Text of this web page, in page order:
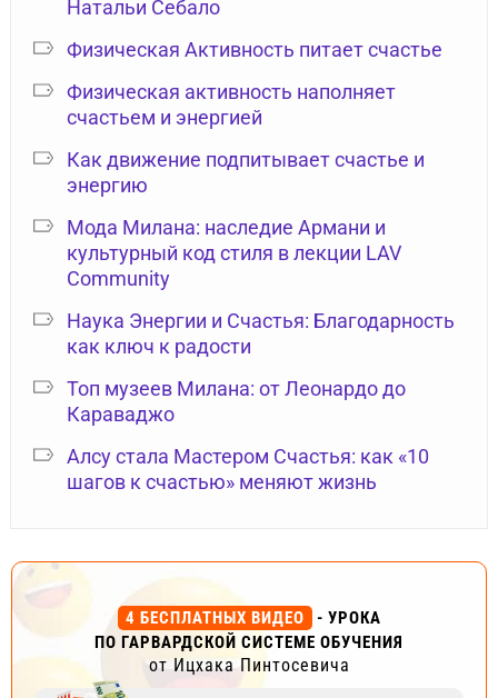
Натальи Себало
Физическая Активность питает счастье
Физическая активность наполняет
счастьем и энергией
Как движение подпитывает счастье и
энергию
Мода Милана: наследие Армани и
культурный код стиля в лекции LAV
Community
Наука Энергии и Счастья: Благодарность
как ключ к радости
Топ музеев Милана: от Леонардо до
Караваджо
Алсу стала Мастером Счастья: как «10
шагов к счастью» меняют жизнь
4 БЕСПЛАТНЫХ ВИДЕО
- УРОКА
ПО ГАРВАРДСКОЙ СИСТЕМЕ ОБУЧЕНИЯ
от Ицхака Пинтосевича